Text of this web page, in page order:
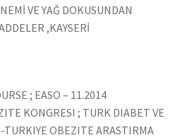
VE YAĞ DOKUSUNDAN
,KAYSERİ
; EASO – 11.2014
KONGRESI ; TURK DIABET VE
OBEZITE ARASTIRMA